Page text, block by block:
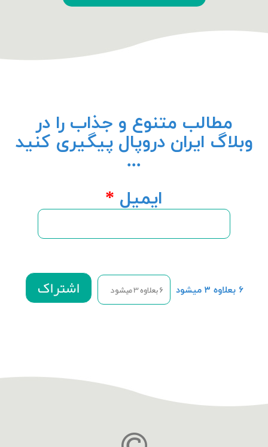
مطالب متنوع و جذاب را در
وبلاگ ایران دروپال پیگیری کنید
...
ایمیل *
۶ بعلاوه ۳ میشود